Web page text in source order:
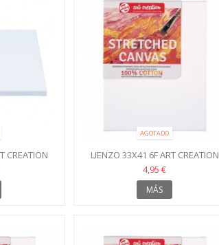
CREATION
AGOTADO
LIENZO 33X41 6F ART CREATION
4,95 €
MÁS